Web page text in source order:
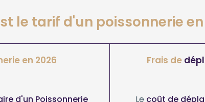
le tarif d'un poissonnerie en
en 2026
d'un Poissonnerie
Frais de
Le coût de